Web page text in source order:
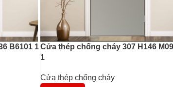
B6101 1Cửa thép chống cháy 307 H146
1
Cửa thép chống cháy